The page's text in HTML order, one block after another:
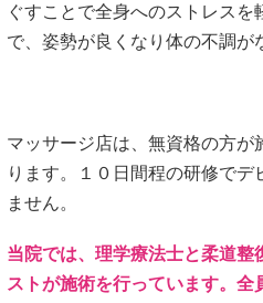
ぐすことで全身へのストレス
で、姿勢が良くなり体の不調が
マッサージ店は、無資格の方が
ります。１０日間程の研修でデ
ません。
当院では、理学療法士と柔道
ストが施術を行っています。